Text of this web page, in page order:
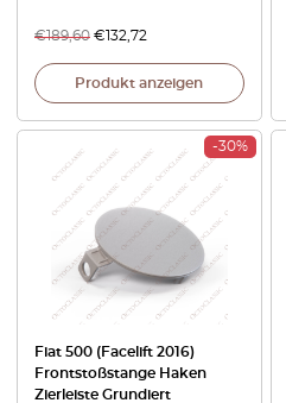
€189,60 € 132,72
Produkt anzeigen
-30%
Fiat 500 (Facelift 2016)
Frontstoßstange Haken
Zierleiste Grundiert